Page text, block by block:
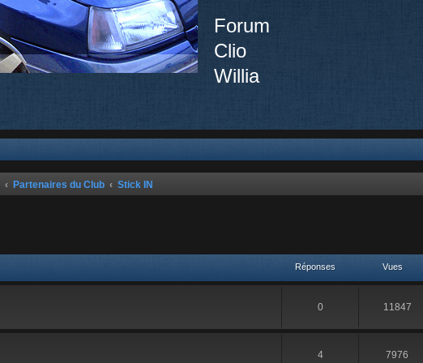
Forum
Clio
Willia
Partenaires du Club Stick IN
Réponses Vues
0 11847
4 7976